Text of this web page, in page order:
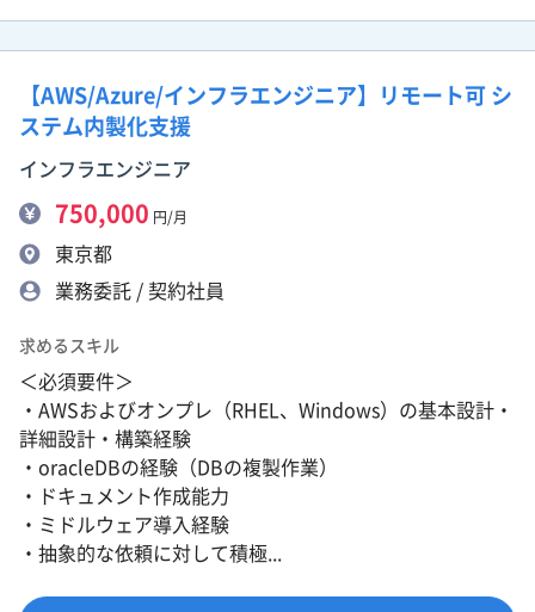
【AWS/Azure/インフラエンジニア】リモート可 シ
ステム内製化支援
インフラエンジニア
750,000 円/月
東京都
業務委託 / 契約社員
求めるスキル
＜必須要件＞
・AWSおよびオンプレ（RHEL、Windows）の基本設計・
詳細設計・構築経験
・oracleDBの経験（DBの複製作業）
・ドキュメント作成能力
・ミドルウェア導入経験
・抽象的な依頼に対して積極...